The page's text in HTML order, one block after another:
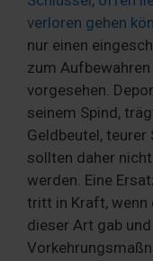
verloren gehen
nur einen
zum
vorgesehen.
seinem Spind,
Geldbeutel,
sollten daher
werden. Eine
tritt in Kraft, wenn
dieser Art gab